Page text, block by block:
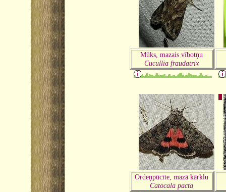
Mūks, mazais vībotņu
Cucullia fraudatrix
Ordeņpūcīte, mazā kārklu
Catocala pacta